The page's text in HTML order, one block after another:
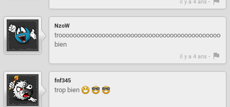
il y a 4 ans -
NzoW
bien
il y a 4 ans -
fnf345
trop bien